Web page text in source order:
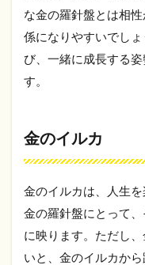
な金の羅針盤とは相
係になりやすいでし
び、一緒に成長する
す。
金のイルカ
金のイルカは、人生
金の羅針盤にとって
に映ります。ただし
いと、金のイルカか